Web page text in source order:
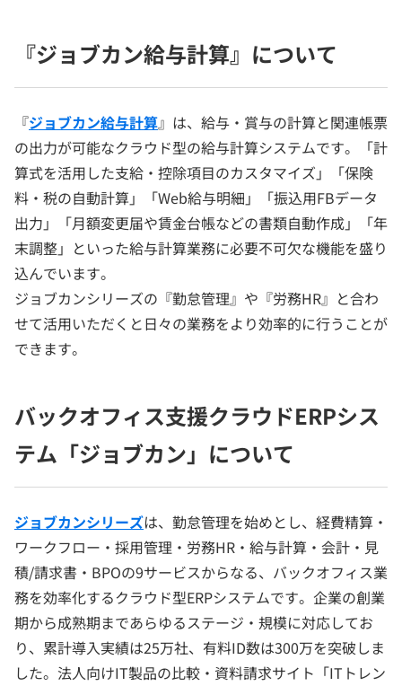
『ジョブカン給与計算』について
『ジョブカン給与計算』は、給与・賞与の計算と関連帳票
の出力が可能なクラウド型の給与計算システムです。「計
算式を活用した支給・控除項目のカスタマイズ」「保険
料・税の自動計算」「Web給与明細」「振込用FBデータ
出力」「月額変更届や賃金台帳などの書類自動作成」「年
末調整」といった給与計算業務に必要不可欠な機能を盛り
込んでいます。
ジョブカンシリーズの『勤怠管理』や『労務HR』と合わ
せて活用いただくと日々の業務をより効率的に行うことが
できます。
バックオフィス支援クラウドERPシス
テム「ジョブカン」について
ジョブカンシリーズは、勤怠管理を始めとし、経費精算・
ワークフロー・採用管理・労務HR・給与計算・会計・見
積/請求書・BPOの9サービスからなる、バックオフィス業
務を効率化するクラウド型ERPシステムです。企業の創業
期から成熟期まであらゆるステージ・規模に対応してお
り、累計導入実績は25万社、有料ID数は300万を突破しま
した。法人向けIT製品の比較・資料請求サイト「ITトレン